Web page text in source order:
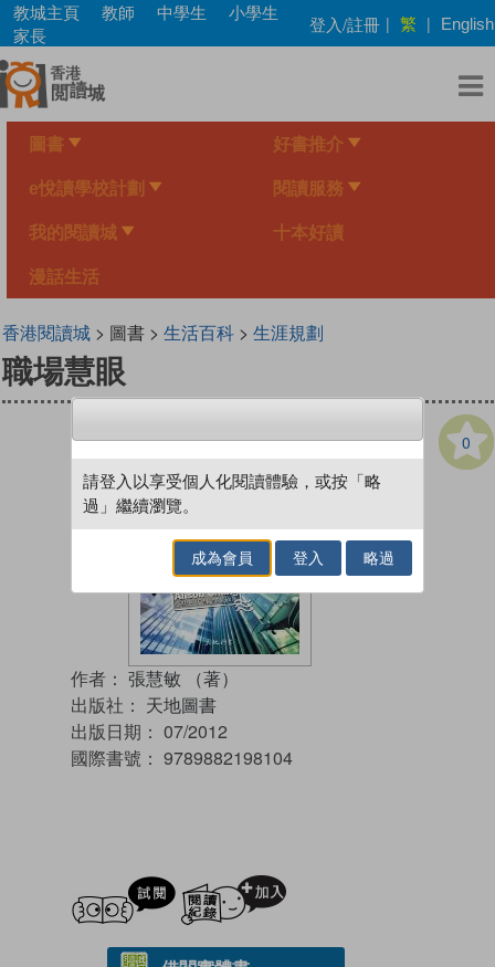
Skip
main
content
教城主頁 教師 中學生
小學生
家長
登入/註冊 | 繁 | English
圖書 好書推介
e悅讀學校計劃 閱讀服務
我的閱讀城 十本好讀
漫話生活
香港閱讀城> 圖書 > 生活百科> 生涯規劃
職場慧眼
0
作者： 張慧敏 （著）
出版社： 天地圖書
出版日期： 07/2012
國際書號： 9789882198104
試閲
請登入以享受個人化閱讀體驗，或按「略
過」繼續瀏覽。
成為會員 登入 略過